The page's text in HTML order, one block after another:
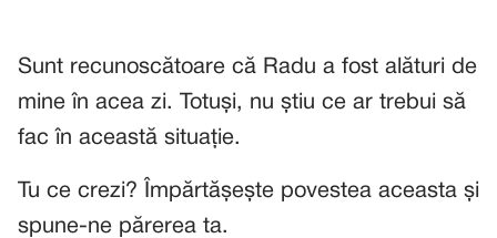
Sunt recunoscătoare că Radu a fost alături de
mine în acea zi. Totuși, nu știu ce ar trebui să
fac în această situație.
Tu ce crezi? Împărtășește povestea aceasta și
spune-ne părerea ta.